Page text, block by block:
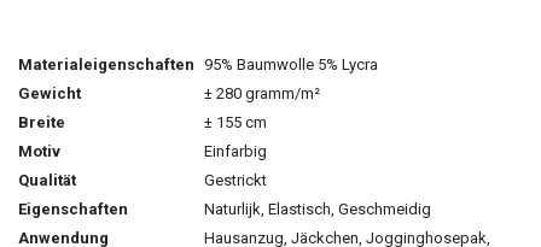
Materialeigenschaften 95% Baumwolle 5% Lycra
Gewicht
± 280 gramm/m²
Breite
± 155 cm
Motiv
Einfarbig
Qualität
Gestrickt
Eigenschaften
Naturlijk, Elastisch, Geschmeidig
Anwendung
Hausanzug, Jäckchen, Jogginghosepak,